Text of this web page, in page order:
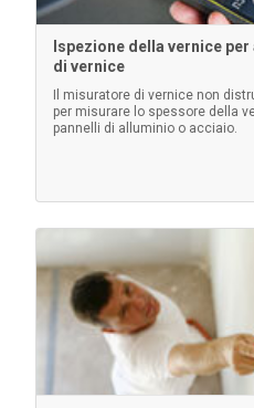
Blocchi di
I blocchi di polistirene
Per
Ispezione della vernice
di vernice
Il misuratore di vernice non
per misurare lo spessore della
pannelli di alluminio o acciaio.